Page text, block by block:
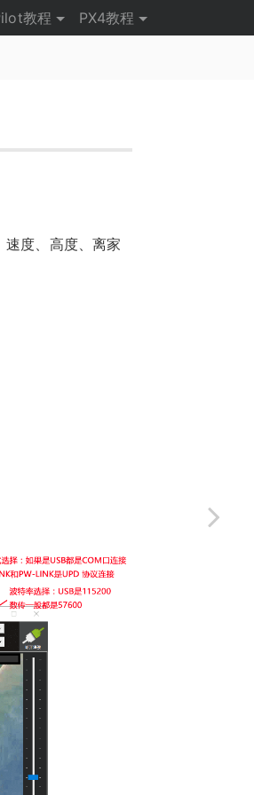
教程 PX4教程
度、高度、离家